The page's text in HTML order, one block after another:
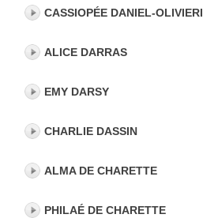
CASSIOPÉE DANIEL-OLIVIERI
ALICE DARRAS
EMY DARSY
CHARLIE DASSIN
ALMA DE CHARETTE
PHILAÉ DE CHARETTE